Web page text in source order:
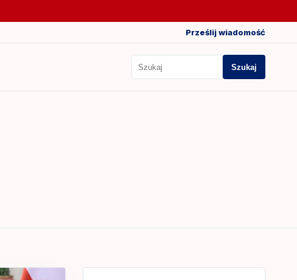
Prześlij wiadomość
Szukaj
Szukaj